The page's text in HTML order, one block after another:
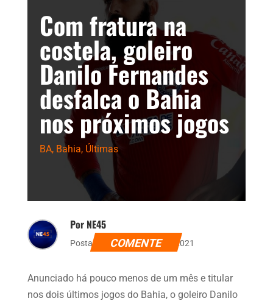
Com fratura na
costela, goleiro
Danilo Fernandes
desfalca o Bahia
nos próximos jogos
BA, Bahia, Últimas
Por NE45
Postado dia 4 de agosto de 2021
COMENTE
Anunciado há pouco menos de um mês e titular
nos dois últimos jogos do Bahia, o goleiro Danilo